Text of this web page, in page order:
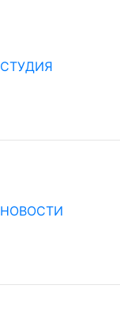
СТУДИЯ
НОВОСТИ